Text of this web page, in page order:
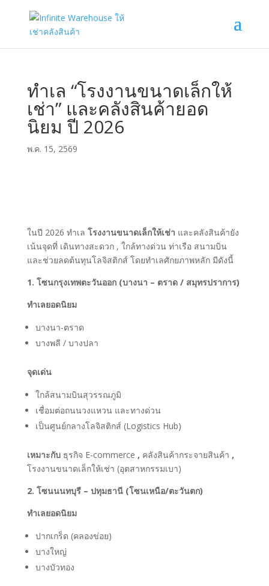
ทำเล “โรงงานขนาดเล็กให้
เช่า” และคลังสินค้ายอด
นิยม ปี 2026
พ.ค. 15, 2569
ในปี 2026 ทำเล โรงงานขนาดเล็กให้เช่า และคลังสินค้ายัง
เน้นจุดที่ เดินทางสะดวก , ใกล้ทางด่วน ท่าเรือ สนามบิน
และช่วยลดต้นทุนโลจิสติกส์ โดยทำเลศักยภาพหลัก มีดังนี้
1. โซนกรุงเทพตะวันออก (บางนา – ตราด / สมุทรปราการ)
ทำเลยอดนิยม
บางนา-ตราด
บางพลี / บางปลา
จุดเด่น
ใกล้สนามบินสุวรรณภูมิ
เชื่อมต่อถนนวงแหวน และทางด่วน
เป็นศูนย์กลางโลจิสติกส์ (Logistics Hub)
เหมาะกับ ธุรกิจ E-commerce , คลังสินค้ากระจายสินค้า ,
โรงงานขนาดเล็กให้เช่า (อุตสาหกรรมเบา)
2. โซนนนทบุรี – ปทุมธานี (โซนเหนือ/ตะวันตก)
ทำเลยอดนิยม
ปากเกร็ด (คลองข่อย)
บางใหญ่
บางบัวทอง